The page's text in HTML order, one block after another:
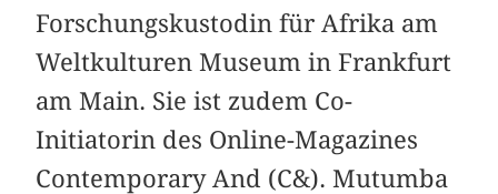
Forschungskustodin für Afrika am
Weltkulturen Museum in Frankfurt
am Main. Sie ist zudem Co-
Initiatorin des Online-Magazines
Contemporary And (C&). Mutumba